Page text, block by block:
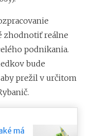
zhodnotiť reálne
podnikania.
bude
prežil v určitom
má